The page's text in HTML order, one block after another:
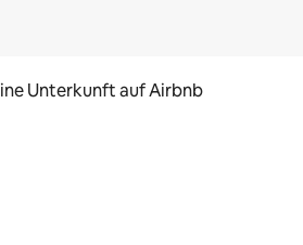
Unterkunft auf Airbnb